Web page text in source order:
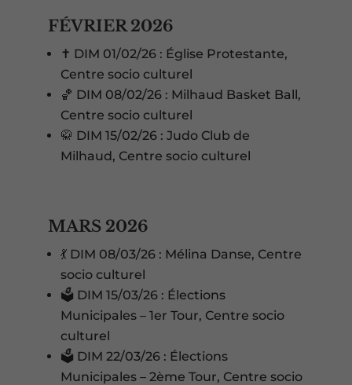
FÉVRIER 2026
✝️ DIM 01/02/26 : Église Protestante,
Centre socio culturel
🏀 DIM 08/02/26 : Milhaud Basket Ball,
Centre socio culturel
🥋 DIM 15/02/26 : Judo Club de
Milhaud, Centre socio culturel
MARS 2026
💃 DIM 08/03/26 : Mélina Danse, Centre
socio culturel
🗳️ DIM 15/03/26 : Élections
Municipales – 1er Tour, Centre socio
culturel
🗳️ DIM 22/03/26 : Élections
Municipales – 2ème Tour, Centre socio